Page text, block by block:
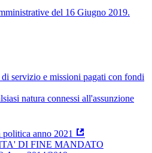
del 16 Giugno 2019.
servizio e missioni pagati con fondi
natura connessi all'assunzione
politica anno 2021
DI FINE MANDATO